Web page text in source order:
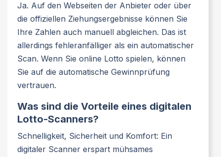
Ja. Auf den Webseiten der Anbieter oder über
die offiziellen Ziehungsergebnisse können Sie
Ihre Zahlen auch manuell abgleichen. Das ist
allerdings fehleranfälliger als ein automatischer
Scan. Wenn Sie online Lotto spielen, können
Sie auf die automatische Gewinnprüfung
vertrauen.
Was sind die Vorteile eines digitalen
Lotto-Scanners?
Schnelligkeit, Sicherheit und Komfort: Ein
digitaler Scanner erspart mühsames